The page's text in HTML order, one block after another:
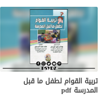
تربية القوام لطفل ما قبل
المدرسة pdf